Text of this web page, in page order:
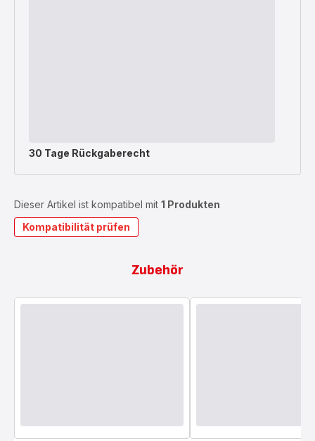
30 Tage Rückgaberecht
Dieser Artikel ist kompatibel mit 1 Produkten
Kompatibilität prüfen
Zubehör